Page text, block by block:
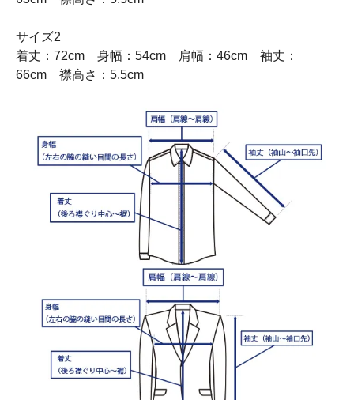
サイズ2
着丈：72cm 身幅：54cm 肩幅：46cm 袖丈：
66cm 襟高さ：5.5cm